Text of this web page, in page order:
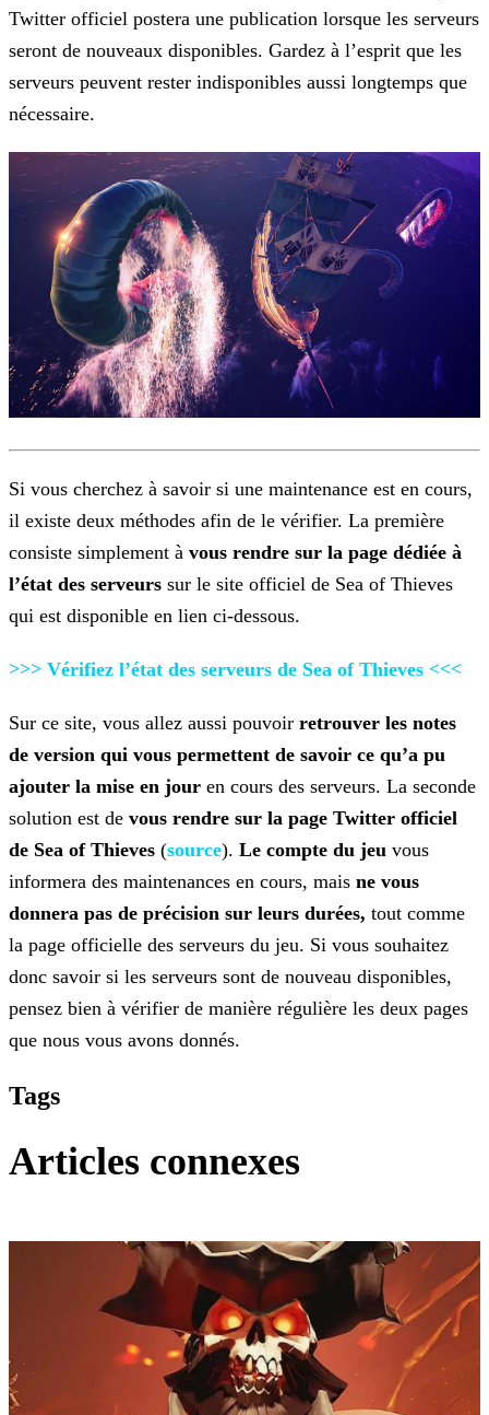
Twitter officiel postera une publication lorsque les serveurs
seront de nouveaux disponibles. Gardez à l’esprit que les
serveurs peuvent rester indisponibles aussi longtemps que
nécessaire.
Si vous cherchez à savoir si une maintenance est en cours,
il existe deux méthodes afin de le vérifier. La première
consiste simplement à vous rendre sur la page dédiée à
l’état des serveurs sur le site officiel de Sea of Thieves
qui est disponible en lien ci-dessous.
>>> Vérifiez l’état des serveurs de Sea of Thieves <<<
Sur ce site, vous allez aussi pouvoir retrouver les notes
de version qui vous permettent de savoir ce qu’a pu
ajouter la mise en jour en cours des serveurs. La seconde
solution est de vous rendre sur la page Twitter officiel
de Sea of Thieves (source). Le compte du jeu vous
informera des maintenances en cours, mais ne vous
donnera pas de précision sur leurs durées, tout comme
la page officielle des serveurs du jeu. Si vous souhaitez
donc savoir si les serveurs sont de nouveau disponibles,
pensez bien à vérifier de manière régulière les deux pages
que nous vous avons donnés.
Tags
Articles connexes